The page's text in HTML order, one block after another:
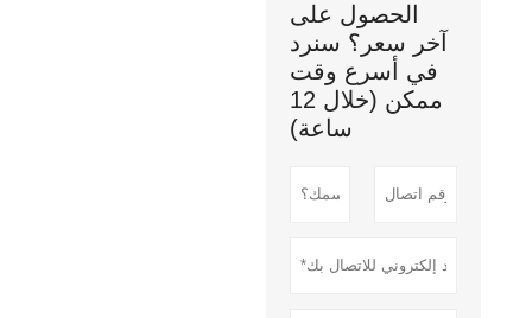
الحصول على
آخر سعر؟ سنرد
في أسرع وقت
ممكن (خلال 12
ساعة)